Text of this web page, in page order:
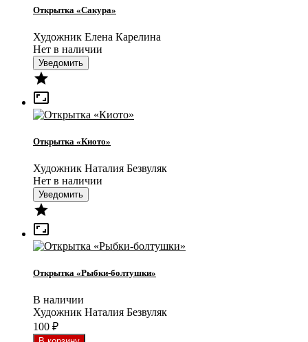
Открытка «Сакура»
Художник Елена Карелина
Нет в наличии
Уведомить


Открытка «Киото»
Художник Наталия Безвуляк
Нет в наличии
Уведомить


Открытка «Рыбки-болтушки»
В наличии
Художник Наталия Безвуляк
100 ₽